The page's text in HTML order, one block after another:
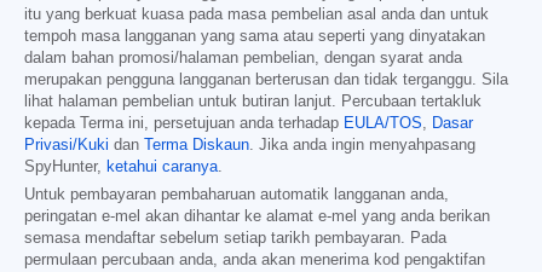
itu yang berkuat kuasa pada masa pembelian asal anda dan untuk
tempoh masa langganan yang sama atau seperti yang dinyatakan
dalam bahan promosi/halaman pembelian, dengan syarat anda
merupakan pengguna langganan berterusan dan tidak terganggu. Sila
lihat halaman pembelian untuk butiran lanjut. Percubaan tertakluk
kepada Terma ini, persetujuan anda terhadap EULA/TOS, Dasar
Privasi/Kuki dan Terma Diskaun. Jika anda ingin menyahpasang
SpyHunter, ketahui caranya.
Untuk pembayaran pembaharuan automatik langganan anda,
peringatan e-mel akan dihantar ke alamat e-mel yang anda berikan
semasa mendaftar sebelum setiap tarikh pembayaran. Pada
permulaan percubaan anda, anda akan menerima kod pengaktifan